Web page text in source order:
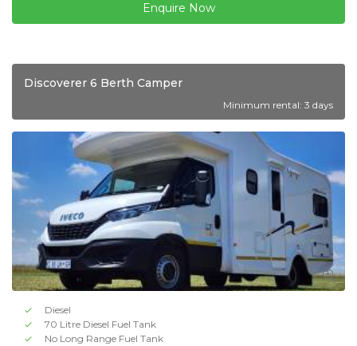
Enquire Now
Discoverer 6 Berth Camper
Minimum rental: 3 days
Diesel
70 Litre Diesel Fuel Tank
No Long Range Fuel Tank